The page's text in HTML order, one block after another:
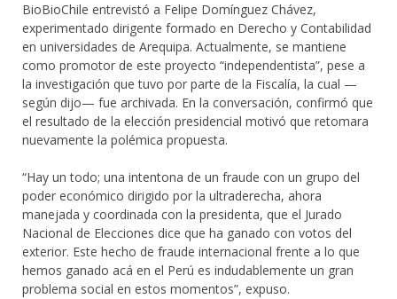
BioBioChile entrevistó a Felipe Domínguez Chávez,
experimentado dirigente formado en Derecho y Contabilidad
en universidades de Arequipa. Actualmente, se mantiene
como promotor de este proyecto “independentista”, pese a
la investigación que tuvo por parte de la Fiscalía, la cual —
según dijo— fue archivada. En la conversación, confirmó que
el resultado de la elección presidencial motivó que retomara
nuevamente la polémica propuesta.
“Hay un todo; una intentona de un fraude con un grupo del
poder económico dirigido por la ultraderecha, ahora
manejada y coordinada con la presidenta, que el Jurado
Nacional de Elecciones dice que ha ganado con votos del
exterior. Este hecho de fraude internacional frente a lo que
hemos ganado acá en el Perú es indudablemente un gran
problema social en estos momentos”, expuso.